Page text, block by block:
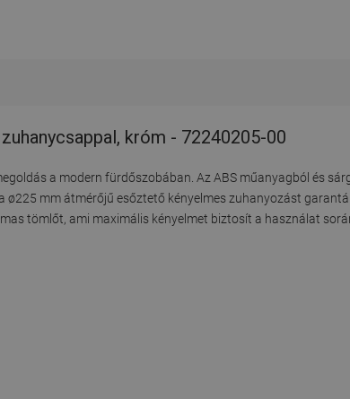
króm - 72240205-00
a modern fürdőszobában. Az ABS műanyagból és
mm átmérőjű esőztető kényelmes zuhanyozást
tömlőt, ami maximális kényelmet biztosít a használat